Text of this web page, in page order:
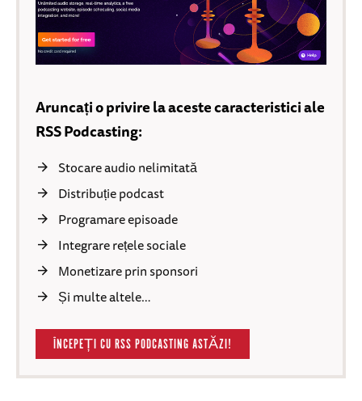
Aruncați o privire la aceste caracteristici ale
RSS Podcasting:
Stocare audio nelimitată
Distribuție podcast
Programare episoade
Integrare rețele sociale
Monetizare prin sponsori
Și multe altele…
ÎNCEPEȚI CU RSS PODCASTING ASTĂZI!